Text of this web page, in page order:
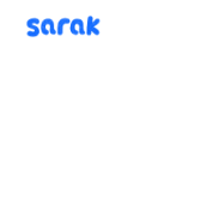
sarak